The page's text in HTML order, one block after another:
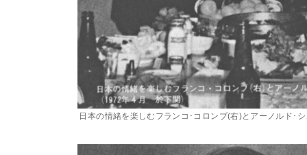
日本の情緒を楽しむフランコ･コロンブ(右)とアーノルド